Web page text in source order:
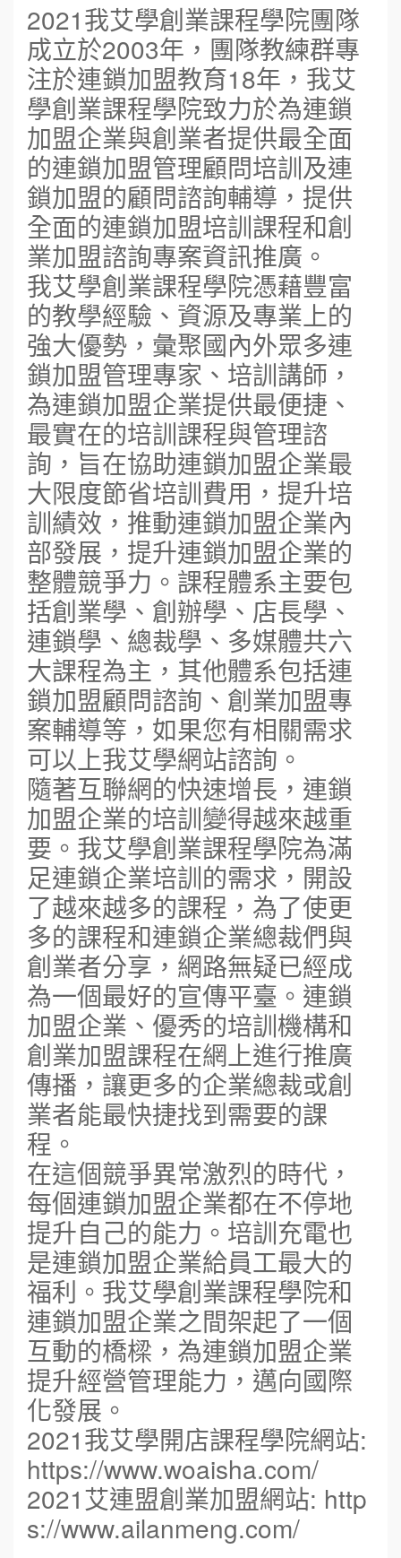
2021我艾學創業課程學院團隊
成立於2003年，團隊教練群專
注於連鎖加盟教育18年，我艾
學創業課程學院致力於為連鎖
加盟企業與創業者提供最全面
的連鎖加盟管理顧問培訓及連
鎖加盟的顧問諮詢輔導，提供
全面的連鎖加盟培訓課程和創
業加盟諮詢專案資訊推廣。
我艾學創業課程學院憑藉豐富
的教學經驗、資源及專業上的
強大優勢，彙聚國內外眾多連
鎖加盟管理專家、培訓講師，
為連鎖加盟企業提供最便捷、
最實在的培訓課程與管理諮
詢，旨在協助連鎖加盟企業最
大限度節省培訓費用，提升培
訓績效，推動連鎖加盟企業內
部發展，提升連鎖加盟企業的
整體競爭力。課程體系主要包
括創業學、創辦學、店長學、
連鎖學、總裁學、多媒體共六
大課程為主，其他體系包括連
鎖加盟顧問諮詢、創業加盟專
案輔導等，如果您有相關需求
可以上我艾學網站諮詢。
隨著互聯網的快速增長，連鎖
加盟企業的培訓變得越來越重
要。我艾學創業課程學院為滿
足連鎖企業培訓的需求，開設
了越來越多的課程，為了使更
多的課程和連鎖企業總裁們與
創業者分享，網路無疑已經成
為一個最好的宣傳平臺。連鎖
加盟企業、優秀的培訓機構和
創業加盟課程在網上進行推廣
傳播，讓更多的企業總裁或創
業者能最快捷找到需要的課
程。
在這個競爭異常激烈的時代，
每個連鎖加盟企業都在不停地
提升自己的能力。培訓充電也
是連鎖加盟企業給員工最大的
福利。我艾學創業課程學院和
連鎖加盟企業之間架起了一個
互動的橋樑，為連鎖加盟企業
提升經營管理能力，邁向國際
化發展。
2021我艾學開店課程學院網站:
https://www.woaisha.com/
2021艾連盟創業加盟網站: http
s://www.ailanmeng.com/